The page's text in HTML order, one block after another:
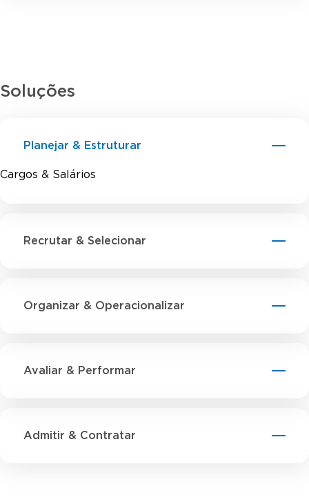
Soluções
Planejar & Estruturar
Cargos & Salários
Recrutar & Selecionar
Organizar & Operacionalizar
Avaliar & Performar
Admitir & Contratar